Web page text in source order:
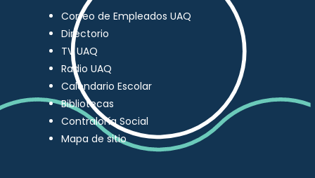
Correo de Empleados UAQ
Directorio
TV UAQ
Radio UAQ
Calendario Escolar
Bibliotecas
Contraloría Social
Mapa de sitio